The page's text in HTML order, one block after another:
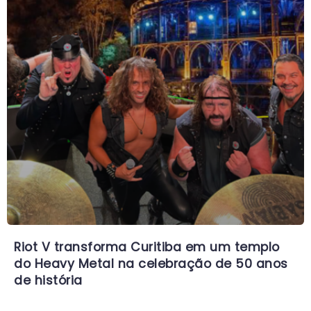
Riot V transforma Curitiba em um templo
do Heavy Metal na celebração de 50 anos
de história